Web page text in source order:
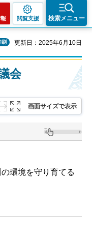
閲覧支援 検索メニュー
刷 更新日：2025年6月10日
会
画面サイズで表示
環境を守り育てる